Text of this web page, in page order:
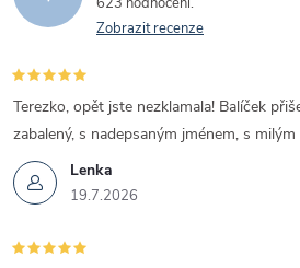
Zobrazit recenze
Lenka
19.7.2026
Terezko, opět jste nezklamala! Balíček
zabalený, s nadepsaným jménem, s milým